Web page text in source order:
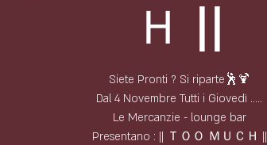
Ｈ ||
Siete Pronti ? Si riparte🕺🍹
Dal 4 Novembre Tutti i Giovedì .....
Le Mercanzie - lounge bar
Presentano : || ＴＯＯ ＭＵＣＨ ||